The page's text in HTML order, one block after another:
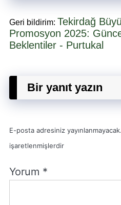
Geri bildirim: Tekirdağ
Promosyon 2025:
Beklentiler - Purtukal
Bir yanıt yazın
E-posta adresiniz yayınlanmayacak.
işaretlenmişlerdir
Yorum *